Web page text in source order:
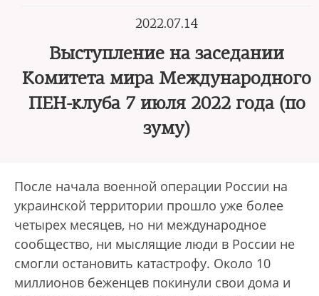
2022.07.14
Выступление на заседании
Комитета мира Международного
ПЕН-клуба 7 июля 2022 года (по
зуму)
После начала военной операции России на
украинской территории прошло уже более
четырех месяцев, но ни международное
сообщество, ни мыслящие люди в России не
смогли остановить катастрофу. Около 10
миллионов беженцев покинули свои дома и